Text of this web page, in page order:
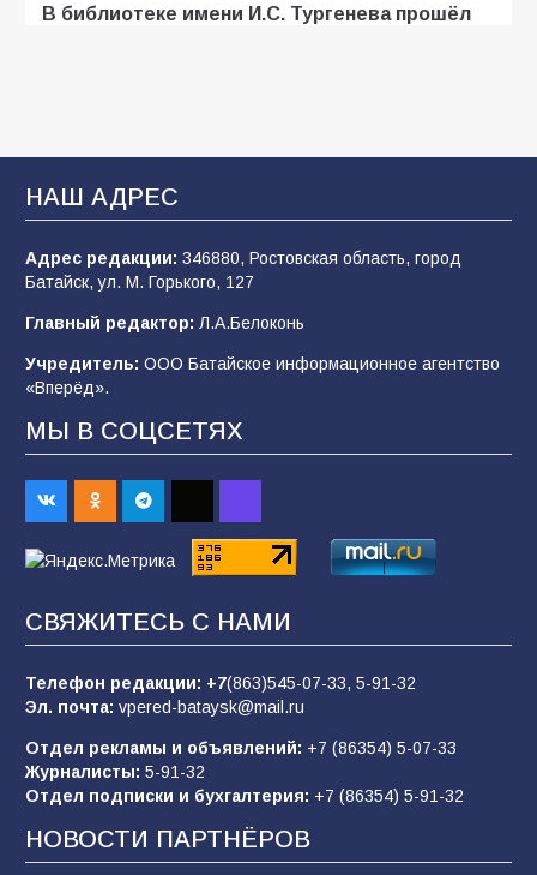
В библиотеке имени И.С. Тургенева прошёл
В Батайске продолжаются дорожные работы
108 04.08.2026
строительные профессии в ходе
спортивного праздника
90
Батайским спортсменам вручили награды
Евгений Остапенко
Батайчане вышли в финал Всероссийского
конкурса «Большая перемена»
НАШ АДРЕС
Адрес редакции: 346880, Ростовская область, город
Батайск, ул. М. Горького, 127
Главный редактор: Л.А.Белоконь
Учредитель: ООО Батайское информационное агентство
«Вперёд».
МЫ В СОЦСЕТЯХ
СВЯЖИТЕСЬ С НАМИ
Телефон редакции: +7(863)545-07-33, 5-91-32
Эл. почта: vpered-bataysk@mail.ru
Отдел рекламы и объявлений: +7 (86354) 5-07-33
Журналисты: 5-91-32
Отдел подписки и бухгалтерия: +7 (86354) 5-91-32
НОВОСТИ ПАРТНЁРОВ